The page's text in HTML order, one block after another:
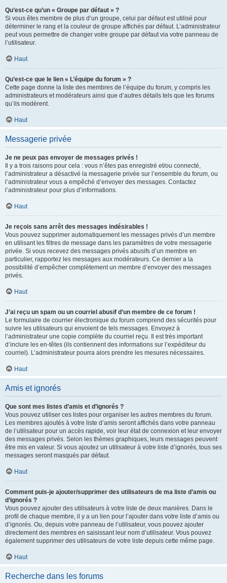
Qu’est-ce qu’un « Groupe par défaut » ?
Si vous êtes membre de plus d’un groupe, celui par défaut est utilisé pour
déterminer le rang et la couleur de groupe affichés par défaut. L’administrateur
peut vous permettre de changer votre groupe par défaut via votre panneau de
l’utilisateur.
Haut
Qu’est-ce que le lien « L’équipe du forum » ?
Cette page donne la liste des membres de l’équipe du forum, y compris les
administrateurs et modérateurs ainsi que d’autres détails tels que les forums
qu’ils modèrent.
Haut
Messagerie privée
Je ne peux pas envoyer de messages privés !
Il y a trois raisons pour cela : vous n’êtes pas enregistré et/ou connecté,
l’administrateur a désactivé la messagerie privée sur l’ensemble du forum, ou
l’administrateur vous a empêché d’envoyer des messages. Contactez
l’administrateur pour plus d’informations.
Haut
Je reçois sans arrêt des messages indésirables !
Vous pouvez supprimer automatiquement les messages privés d’un membre
en utilisant les filtres de message dans les paramètres de votre messagerie
privée. Si vous recevez des messages privés abusifs d’un membre en
particulier, rapportez les messages aux modérateurs. Ce dernier a la
possibilité d’empêcher complètement un membre d’envoyer des messages
privés.
Haut
J’ai reçu un spam ou un courriel abusif d’un membre de ce forum !
Le formulaire de courrier électronique du forum comprend des sécurités pour
suivre les utilisateurs qui envoient de tels messages. Envoyez à
l’administrateur une copie complète du courriel reçu. Il est très important
d’inclure les en-têtes (ils contiennent des informations sur l’expéditeur du
courriel). L’administrateur pourra alors prendre les mesures nécessaires.
Haut
Amis et ignorés
Que sont mes listes d’amis et d’ignorés ?
Vous pouvez utiliser ces listes pour organiser les autres membres du forum.
Les membres ajoutés à votre liste d’amis seront affichés dans votre panneau
de l’utilisateur pour un accès rapide, voir leur état de connexion et leur envoyer
des messages privés. Selon les thèmes graphiques, leurs messages peuvent
être mis en valeur. Si vous ajoutez un utilisateur à votre liste d’ignorés, tous ses
messages seront masqués par défaut.
Haut
Comment puis-je ajouter/supprimer des utilisateurs de ma liste d’amis ou
d’ignorés ?
Vous pouvez ajouter des utilisateurs à votre liste de deux manières. Dans le
profil de chaque membre, il y a un lien pour l’ajouter dans votre liste d’amis ou
d’ignorés. Ou, depuis votre panneau de l’utilisateur, vous pouvez ajouter
directement des membres en saisissant leur nom d’utilisateur. Vous pouvez
également supprimer des utilisateurs de votre liste depuis cette même page.
Haut
Recherche dans les forums